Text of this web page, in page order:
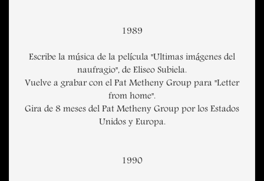
1989
Escribe la música de la película "Ultimas imágenes del
naufragio", de Eliseo Subiela.
Vuelve a grabar con el Pat Metheny Group para "Letter
from home".
Gira de 8 meses del Pat Metheny Group por los Estados
Unidos y Europa.
1990